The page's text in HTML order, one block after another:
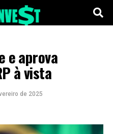
e aprova
à vista
de 2025